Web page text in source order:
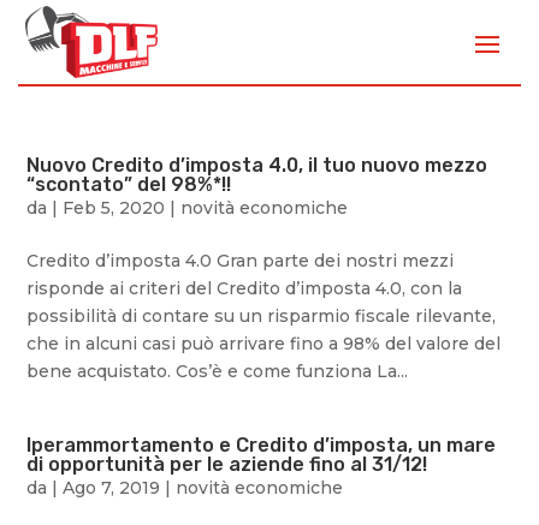
Nuovo Credito d’imposta 4.0, il tuo nuovo mezzo
“scontato” del 98%*!!
da | Feb 5, 2020 | novità economiche
Credito d’imposta 4.0 Gran parte dei nostri mezzi
risponde ai criteri del Credito d’imposta 4.0, con la
possibilità di contare su un risparmio fiscale rilevante,
che in alcuni casi può arrivare fino a 98% del valore del
bene acquistato. Cos’è e come funziona La...
Iperammortamento e Credito d’imposta, un mare
di opportunità per le aziende fino al 31/12!
da |Ago 7, 2019 | novità economiche